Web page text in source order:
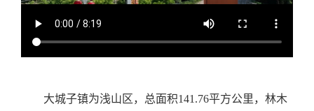
大城子镇为浅山区，总面积141.76平方公里，林木